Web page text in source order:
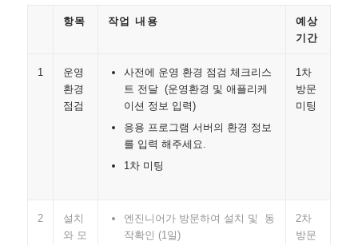
항목 작업 내용
예상
기간
1
운영
환경
점검
사전에 운영 환경 점검 체크리스
트 전달 (운영환경 및 애플리케
이션 정보 입력)
응용 프로그램 서버의 환경 정보
를 입력 해주세요.
1차 미팅
1차
방문
미팅
2
설치
와 모
엔진니어가 방문하여 설치 및 동
작확인 (1일)
2차
방문